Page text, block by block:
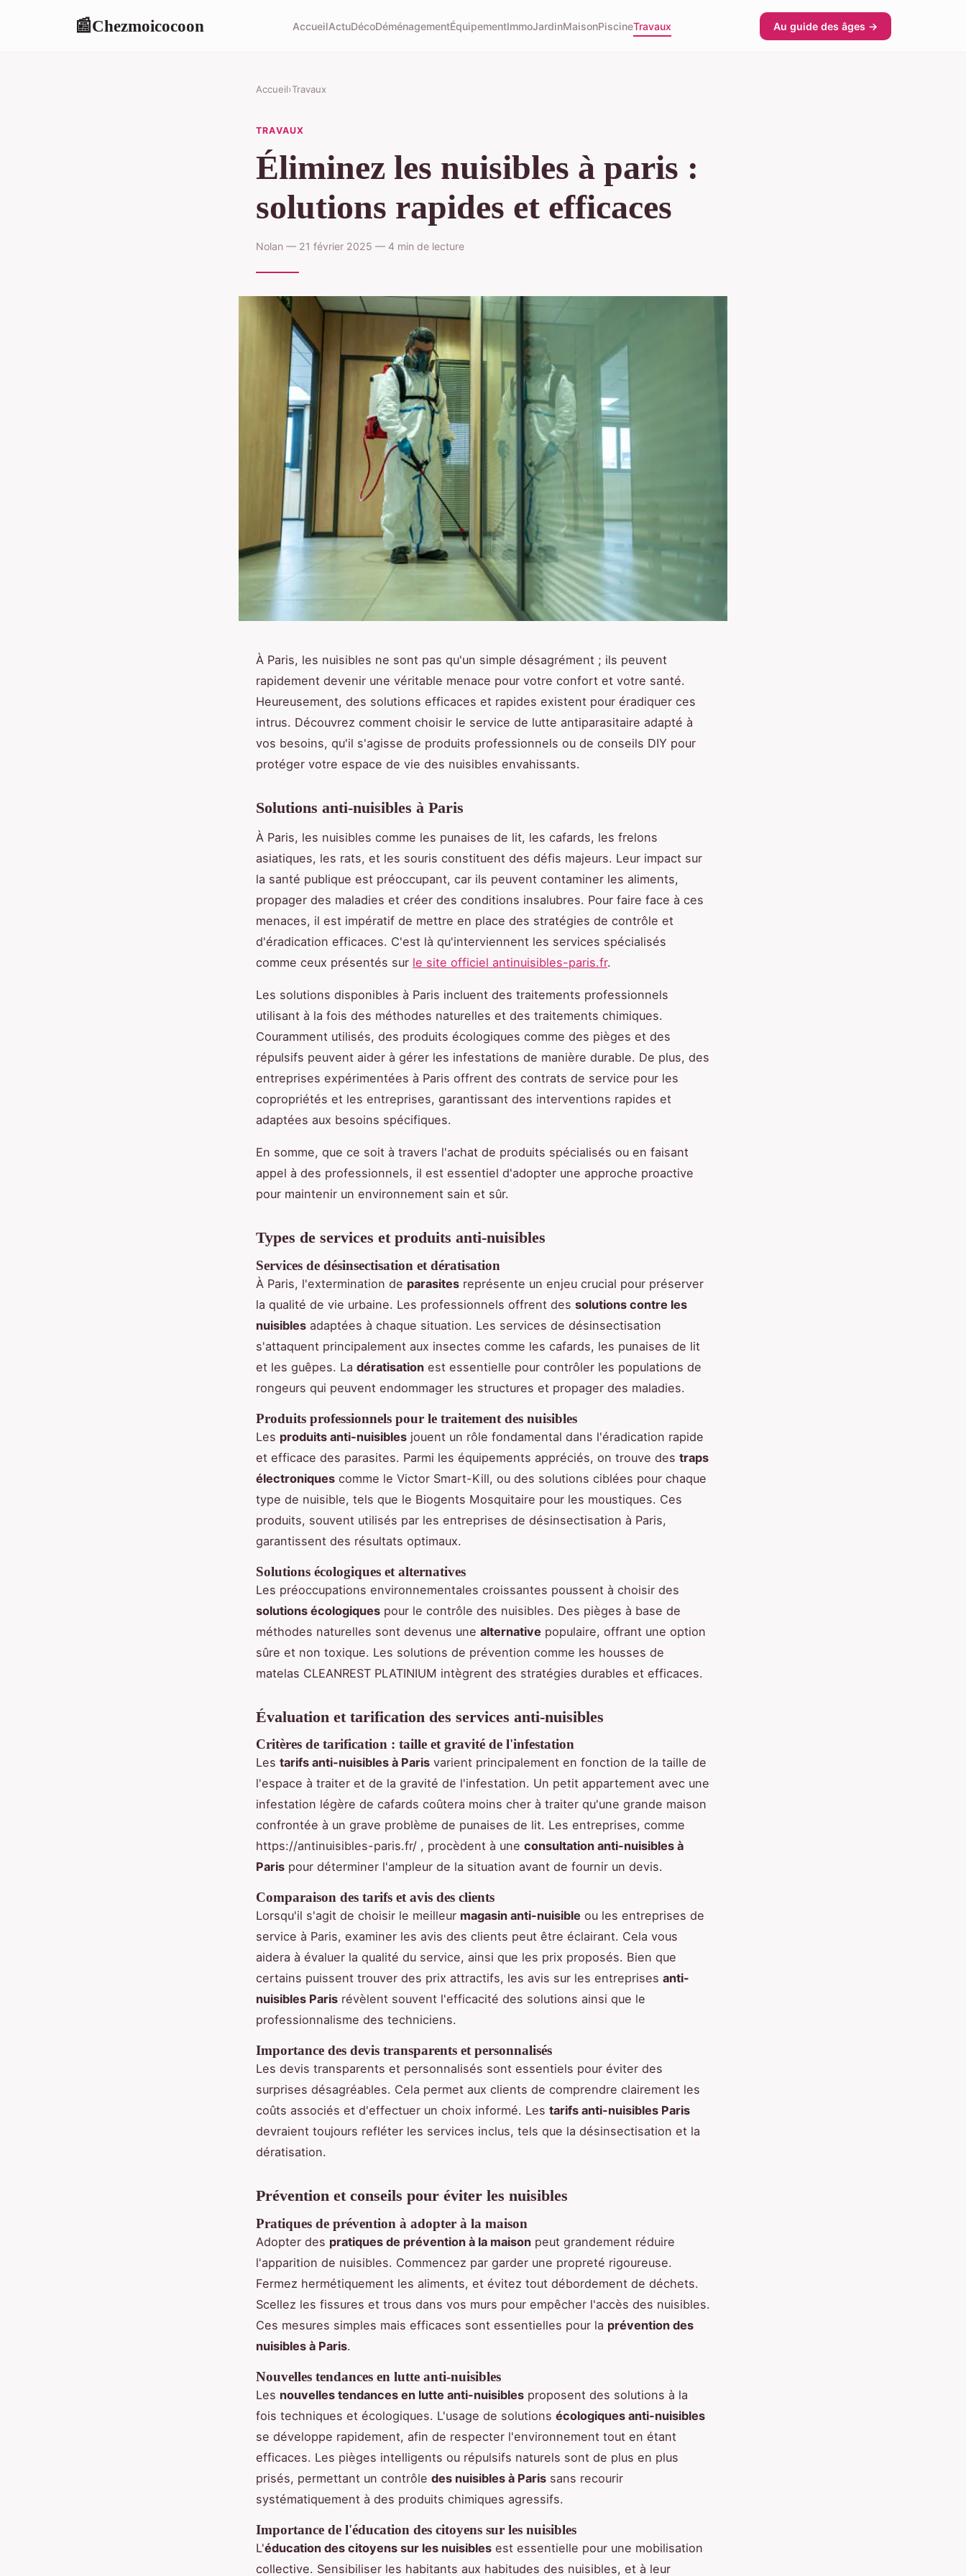
📰Chezmoicocoon AccueilActuDécoDéménagementÉquipementImmoJardinMaisonPiscineTravaux Au guide des âges →
Accueil›Travaux
TRAVAUX
Éliminez les nuisibles à paris :
solutions rapides et efficaces
Nolan — 21 février 2025 — 4 min de lecture
À Paris, les nuisibles ne sont pas qu'un simple désagrément ; ils peuvent
rapidement devenir une véritable menace pour votre confort et votre santé.
Heureusement, des solutions efficaces et rapides existent pour éradiquer ces
intrus. Découvrez comment choisir le service de lutte antiparasitaire adapté à
vos besoins, qu'il s'agisse de produits professionnels ou de conseils DIY pour
protéger votre espace de vie des nuisibles envahissants.
Solutions anti-nuisibles à Paris
À Paris, les nuisibles comme les punaises de lit, les cafards, les frelons
asiatiques, les rats, et les souris constituent des défis majeurs. Leur impact sur
la santé publique est préoccupant, car ils peuvent contaminer les aliments,
propager des maladies et créer des conditions insalubres. Pour faire face à ces
menaces, il est impératif de mettre en place des stratégies de contrôle et
d'éradication efficaces. C'est là qu'interviennent les services spécialisés
comme ceux présentés sur le site officiel antinuisibles-paris.fr.
Les solutions disponibles à Paris incluent des traitements professionnels
utilisant à la fois des méthodes naturelles et des traitements chimiques.
Couramment utilisés, des produits écologiques comme des pièges et des
répulsifs peuvent aider à gérer les infestations de manière durable. De plus, des
entreprises expérimentées à Paris offrent des contrats de service pour les
copropriétés et les entreprises, garantissant des interventions rapides et
adaptées aux besoins spécifiques.
En somme, que ce soit à travers l'achat de produits spécialisés ou en faisant
appel à des professionnels, il est essentiel d'adopter une approche proactive
pour maintenir un environnement sain et sûr.
Types de services et produits anti-nuisibles
Services de désinsectisation et dératisation
À Paris, l'extermination de parasites représente un enjeu crucial pour préserver
la qualité de vie urbaine. Les professionnels offrent des solutions contre les
nuisibles adaptées à chaque situation. Les services de désinsectisation
s'attaquent principalement aux insectes comme les cafards, les punaises de lit
et les guêpes. La dératisation est essentielle pour contrôler les populations de
rongeurs qui peuvent endommager les structures et propager des maladies.
Produits professionnels pour le traitement des nuisibles
Les produits anti-nuisibles jouent un rôle fondamental dans l'éradication rapide
et efficace des parasites. Parmi les équipements appréciés, on trouve des traps
électroniques comme le Victor Smart-Kill, ou des solutions ciblées pour chaque
type de nuisible, tels que le Biogents Mosquitaire pour les moustiques. Ces
produits, souvent utilisés par les entreprises de désinsectisation à Paris,
garantissent des résultats optimaux.
Solutions écologiques et alternatives
Les préoccupations environnementales croissantes poussent à choisir des
solutions écologiques pour le contrôle des nuisibles. Des pièges à base de
méthodes naturelles sont devenus une alternative populaire, offrant une option
sûre et non toxique. Les solutions de prévention comme les housses de
matelas CLEANREST PLATINIUM intègrent des stratégies durables et efficaces.
Évaluation et tarification des services anti-nuisibles
Critères de tarification : taille et gravité de l'infestation
Les tarifs anti-nuisibles à Paris varient principalement en fonction de la taille de
l'espace à traiter et de la gravité de l'infestation. Un petit appartement avec une
infestation légère de cafards coûtera moins cher à traiter qu'une grande maison
confrontée à un grave problème de punaises de lit. Les entreprises, comme
https://antinuisibles-paris.fr/ , procèdent à une consultation anti-nuisibles à
Paris pour déterminer l'ampleur de la situation avant de fournir un devis.
Comparaison des tarifs et avis des clients
Lorsqu'il s'agit de choisir le meilleur magasin anti-nuisible ou les entreprises de
service à Paris, examiner les avis des clients peut être éclairant. Cela vous
aidera à évaluer la qualité du service, ainsi que les prix proposés. Bien que
certains puissent trouver des prix attractifs, les avis sur les entreprises anti-
nuisibles Paris révèlent souvent l'efficacité des solutions ainsi que le
professionnalisme des techniciens.
Importance des devis transparents et personnalisés
Les devis transparents et personnalisés sont essentiels pour éviter des
surprises désagréables. Cela permet aux clients de comprendre clairement les
coûts associés et d'effectuer un choix informé. Les tarifs anti-nuisibles Paris
devraient toujours refléter les services inclus, tels que la désinsectisation et la
dératisation.
Prévention et conseils pour éviter les nuisibles
Pratiques de prévention à adopter à la maison
Adopter des pratiques de prévention à la maison peut grandement réduire
l'apparition de nuisibles. Commencez par garder une propreté rigoureuse.
Fermez hermétiquement les aliments, et évitez tout débordement de déchets.
Scellez les fissures et trous dans vos murs pour empêcher l'accès des nuisibles.
Ces mesures simples mais efficaces sont essentielles pour la prévention des
nuisibles à Paris.
Nouvelles tendances en lutte anti-nuisibles
Les nouvelles tendances en lutte anti-nuisibles proposent des solutions à la
fois techniques et écologiques. L'usage de solutions écologiques anti-nuisibles
se développe rapidement, afin de respecter l'environnement tout en étant
efficaces. Les pièges intelligents ou répulsifs naturels sont de plus en plus
prisés, permettant un contrôle des nuisibles à Paris sans recourir
systématiquement à des produits chimiques agressifs.
Importance de l'éducation des citoyens sur les nuisibles
L'éducation des citoyens sur les nuisibles est essentielle pour une mobilisation
collective. Sensibiliser les habitants aux habitudes des nuisibles, et à leur